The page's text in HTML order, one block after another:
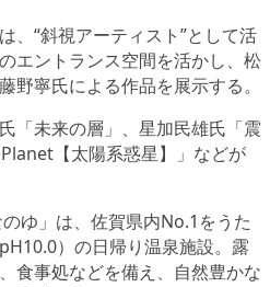
、“斜視アーティスト”として活
エントランス空間を活かし、松
野寧氏による作品を展示する。
「未来の層」、星加民雄氏「震
【太陽系惑星】」などが
ゆ」は、佐賀県内No.1をうた
）の日帰り温泉施設。露
食事処などを備え、自然豊かな